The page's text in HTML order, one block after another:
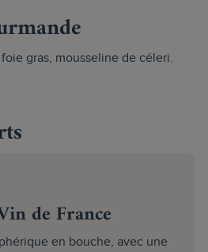
gras, mousseline de céleri.
de France
en bouche, avec une